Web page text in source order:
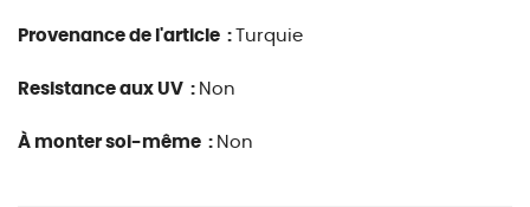
Provenance de l'article : Turquie
Resistance aux UV : Non
À monter soi-même : Non